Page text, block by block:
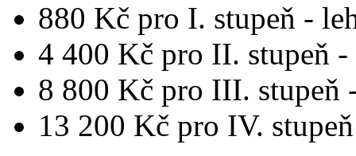
880 Kč pro I. stupeň -
4 400 Kč pro II. stupeň -
8 800 Kč pro III. stupeň
13 200 Kč pro IV.